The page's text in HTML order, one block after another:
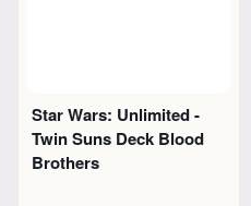
Star Wars: Unlimited -
Twin Suns Deck Blood
Brothers